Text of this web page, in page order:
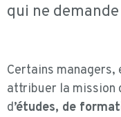
qui ne
Certains managers,
attribuer la mission
d’études, de